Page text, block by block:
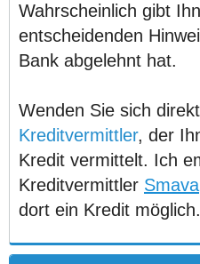
Wahrscheinlich gibt
entscheidenden
Bank abgelehnt hat.
Wenden Sie sich
Kreditvermittler, der
Kredit vermittelt. Ich
Kreditvermittler Smava
dort ein Kredit möglich.